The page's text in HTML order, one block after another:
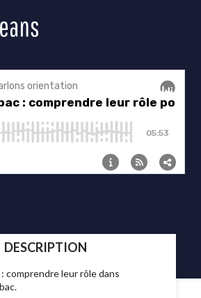
DESCRIPTION
comprendre leur rôle dans